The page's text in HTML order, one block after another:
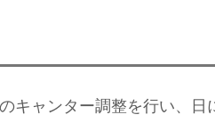
キャンター調整を行い、日